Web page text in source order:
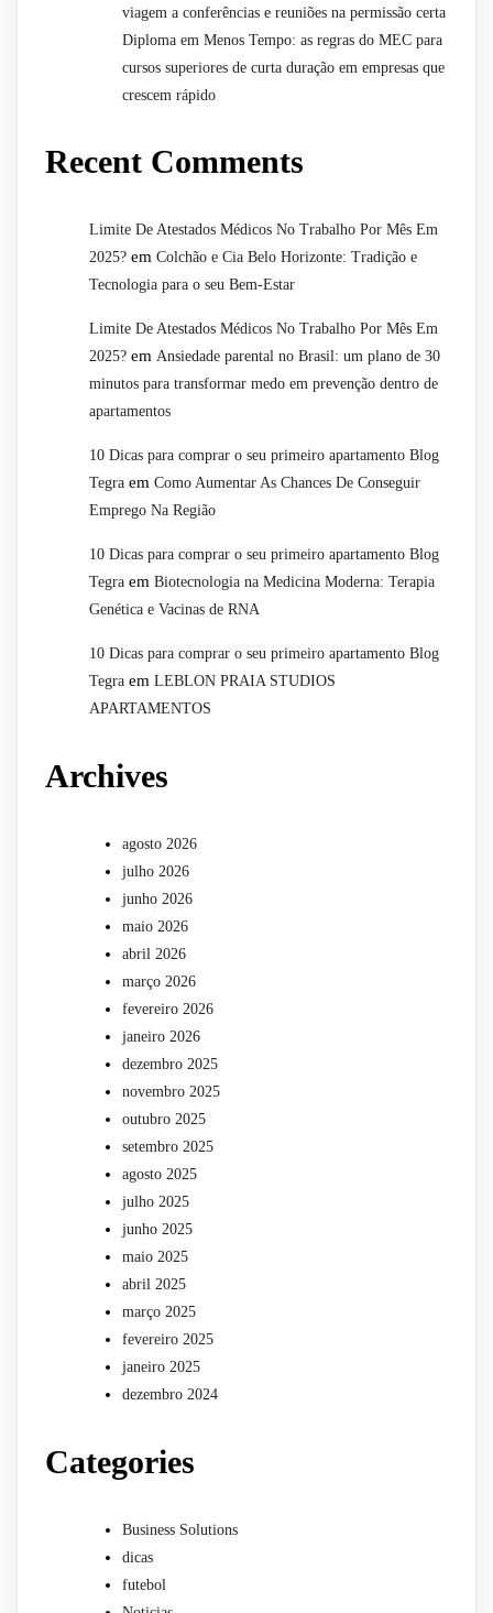
viagem a conferências e reuniões na permissão certa
Diploma em Menos Tempo: as regras do MEC para
cursos superiores de curta duração em empresas que
crescem rápido
Recent Comments
Limite De Atestados Médicos No Trabalho Por Mês Em
2025? em Colchão e Cia Belo Horizonte: Tradição e
Tecnologia para o seu Bem-Estar
Limite De Atestados Médicos No Trabalho Por Mês Em
2025? em Ansiedade parental no Brasil: um plano de 30
minutos para transformar medo em prevenção dentro de
apartamentos
10 Dicas para comprar o seu primeiro apartamento Blog
Tegra em Como Aumentar As Chances De Conseguir
Emprego Na Região
10 Dicas para comprar o seu primeiro apartamento Blog
Tegra em Biotecnologia na Medicina Moderna: Terapia
Genética e Vacinas de RNA
10 Dicas para comprar o seu primeiro apartamento Blog
Tegra em LEBLON PRAIA STUDIOS
APARTAMENTOS
Archives
agosto 2026
julho 2026
junho 2026
maio 2026
abril 2026
março 2026
fevereiro 2026
janeiro 2026
dezembro 2025
novembro 2025
outubro 2025
setembro 2025
agosto 2025
julho 2025
junho 2025
maio 2025
abril 2025
março 2025
fevereiro 2025
janeiro 2025
dezembro 2024
Categories
Business Solutions
dicas
futebol